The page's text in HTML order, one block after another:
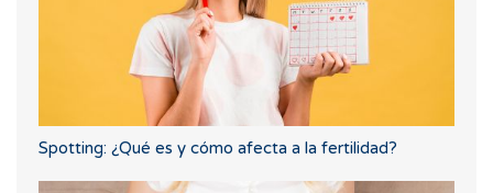
Spotting: ¿Qué es y cómo afecta a la fertilidad?